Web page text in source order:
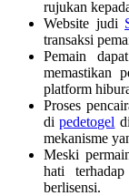
rujukan
Website judi
transaksi
Pemain
memastikan
platform
Proses
dipedetogel
mekanisme
Meski
hati
berlisensi.